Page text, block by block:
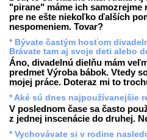
"pirane" máme ich samozrejme
pre ne ešte niekoľko ďalších
nespomeniem. Tovar?
* Bývate častým hosťom
Brávate tam aj svoje deti alebo
Áno, divadelnú dielňu mám
predmet Výroba bábok. Vtedy
mojej práce. Doteraz mi to
* Aké sú dnes najpoužívanejšie
V poslednom čase sa často
z jednej inscenácie do druhej.
* Vychovávate si v rodine